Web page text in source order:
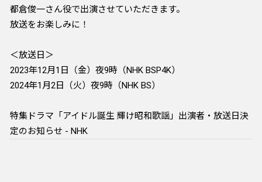
都倉俊一さん役で出演させていただきます。
放送をお楽しみに！
＜放送日＞
2023年12月1日（金）夜9時（NHK BSP4K）
2024年1月2日（火）夜9時（NHK BS）
特集ドラマ「アイドル誕生 輝け昭和歌謡」出演者・放送日決
定のお知らせ - NHK